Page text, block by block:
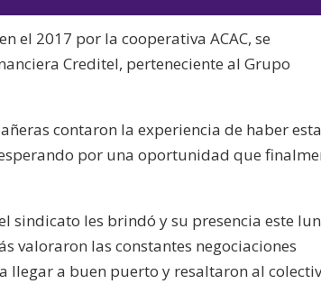
teclas
de
flecha
aumentar
o
el
volumen.
el 2017 por la cooperativa ACAC, se
Creditel, perteneciente al Grupo
contaron la experiencia de haber
por una oportunidad que
sindicato les brindó y su presencia este
valoraron las constantes negociaciones
llegar a buen puerto y resaltaron al